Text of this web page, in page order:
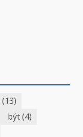
(13)
být(4)